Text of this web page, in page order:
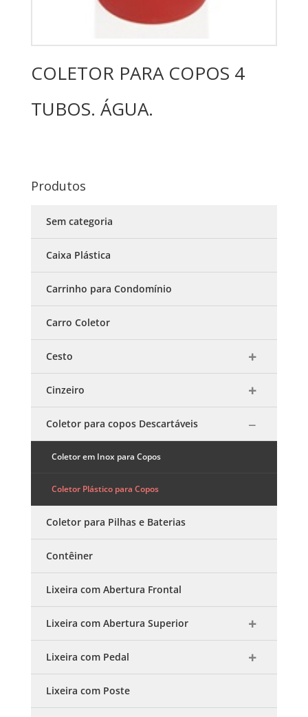
COLETOR PARA COPOS 4
TUBOS. ÁGUA.
Produtos
Sem categoria
Caixa Plástica
Carrinho para Condomínio
Carro Coletor
Cesto
Cinzeiro
Coletor para copos Descartáveis
Coletor em Inox para Copos
Coletor Plástico para Copos
Coletor para Pilhas e Baterias
Contêiner
Lixeira com Abertura Frontal
Lixeira com Abertura Superior
Lixeira com Pedal
Lixeira com Poste